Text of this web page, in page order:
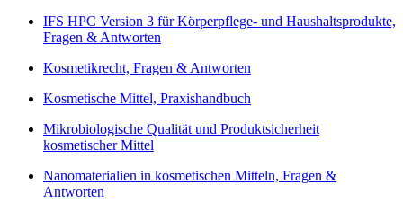
IFS HPC Version 3 für Körperpflege- und Haushaltsprodukte,
Fragen & Antworten
Kosmetikrecht, Fragen & Antworten
Kosmetische Mittel, Praxishandbuch
Mikrobiologische Qualität und Produktsicherheit
kosmetischer Mittel
Nanomaterialien in kosmetischen Mitteln, Fragen &
Antworten